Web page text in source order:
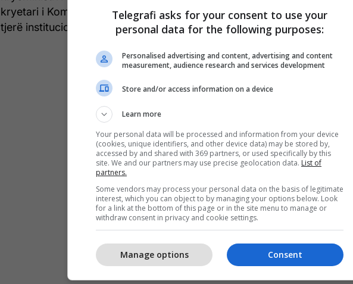
kryetari i Komunës së Shtimes, Qemajl Aliu, si dhe përfaqësues të
tjerë institucionalë. /
Telegrafi/
Telegrafi asks for your consent to use your
personal data for the following purposes:
Personalised advertising and content, advertising and content
measurement, audience research and services development
Store and/or access information on a device
Learn more
Your personal data will be processed and information from your device
(cookies, unique identifiers, and other device data) may be stored by,
accessed by and shared with 369 partners, or used specifically by this
site. We and our partners may use precise geolocation data. List of
partners.
Some vendors may process your personal data on the basis of legitimate
interest, which you can object to by managing your options below. Look
for a link at the bottom of this page or in the site menu to manage or
withdraw consent in privacy and cookie settings.
Consent
Manage options